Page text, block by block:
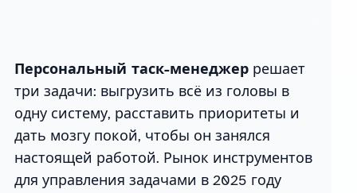
Персональный таск-менеджеррешает
три задачи: выгрузить всё из головы в
одну систему, расставить приоритеты и
дать мозгу покой, чтобы он занялся
настоящей работой. Рынок инструментов
для управления задачами в 2025 году